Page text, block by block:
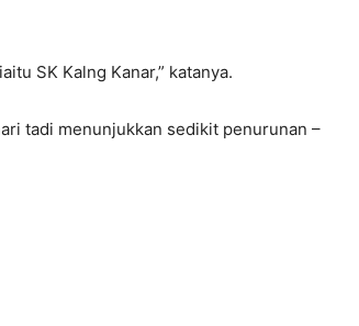
SK Kalng Kanar,” katanya.
tadi menunjukkan sedikit penurunan –